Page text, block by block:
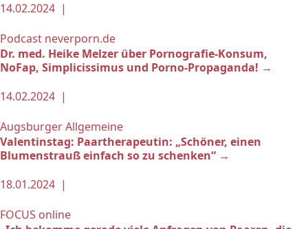
14.02.2024 |
Podcast neverporn.de
Dr. med. Heike Melzer über Pornografie-Konsum,
NoFap, Simplicissimus und Porno-Propaganda! →
14.02.2024 |
Augsburger Allgemeine
Valentinstag: Paartherapeutin: „Schöner, einen
Blumenstrauß einfach so zu schenken“ →
18.01.2024 |
FOCUS online